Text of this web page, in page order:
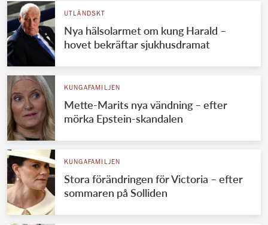
UTLÄNDSKT
Nya hälsolarmet om kung Harald –
hovet bekräftar sjukhusdramat
KUNGAFAMILJEN
Mette-Marits nya vändning – efter
mörka Epstein-skandalen
KUNGAFAMILJEN
Stora förändringen för Victoria – efter
sommaren på Solliden